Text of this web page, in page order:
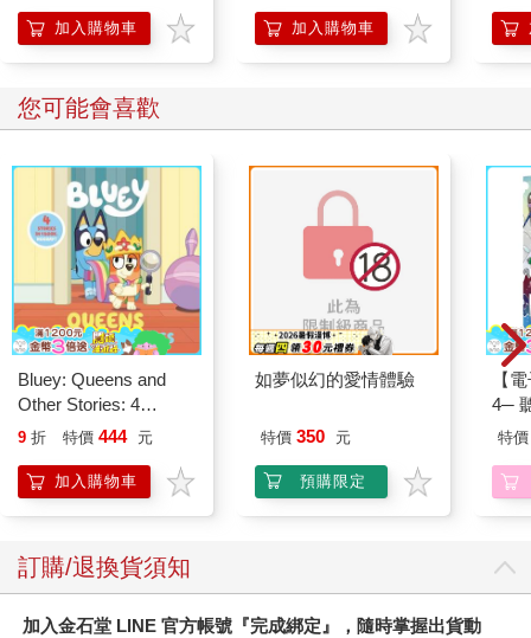
加入購物車 加入購物車
您可能會喜歡
Bluey: Queens and
Other Stories: 4
Stories in 1 Book.
9 折 特價 444 元
加入購物車
如夢似幻的愛情體驗
特價 350 元
預購限定
【
4─
期
特價
訂購/退換貨須知
加入金石堂 LINE 官方帳號『完成綁定』，隨時掌握出貨動